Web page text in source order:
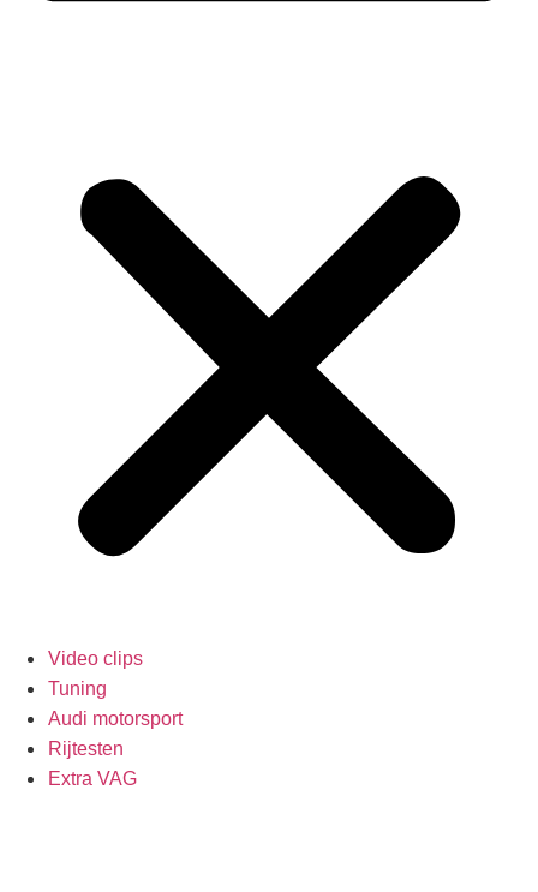
Video clips
Tuning
Audi motorsport
Rijtesten
Extra VAG